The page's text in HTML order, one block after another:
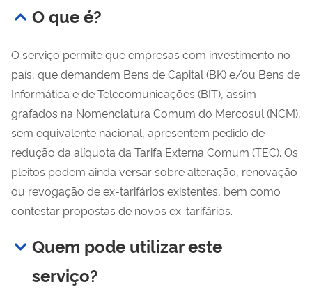
O que é?
O serviço permite que empresas com investimento no
país, que demandem Bens de Capital (BK) e/ou Bens de
Informática e de Telecomunicações (BIT), assim
grafados na Nomenclatura Comum do Mercosul (NCM),
sem equivalente nacional, apresentem pedido de
redução da alíquota da Tarifa Externa Comum (TEC). Os
pleitos podem ainda versar sobre alteração, renovação
ou revogação de ex-tarifários existentes, bem como
contestar propostas de novos ex-tarifários.
Quem pode utilizar este
serviço?